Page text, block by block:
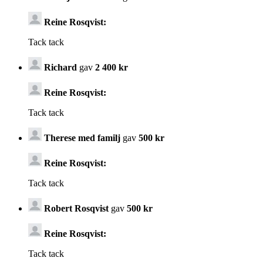
Reine Rosqvist:
Tack tack
Richard gav 2 400 kr
Reine Rosqvist:
Tack tack
Therese med familj gav 500 kr
Reine Rosqvist:
Tack tack
Robert Rosqvist gav 500 kr
Reine Rosqvist:
Tack tack